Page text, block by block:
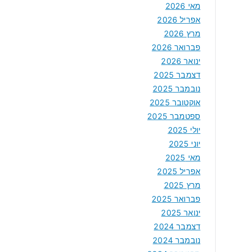
מאי 2026
אפריל 2026
מרץ 2026
פברואר 2026
ינואר 2026
דצמבר 2025
נובמבר 2025
אוקטובר 2025
ספטמבר 2025
יולי 2025
יוני 2025
מאי 2025
אפריל 2025
מרץ 2025
פברואר 2025
ינואר 2025
דצמבר 2024
נובמבר 2024